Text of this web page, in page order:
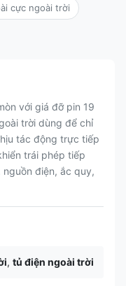
cực ngoài trời
với giá đỡ pin 19
trời dùng để chỉ
tác động trực tiếp
trái phép tiếp
điện, ắc quy,
, tủ điện ngoài trời